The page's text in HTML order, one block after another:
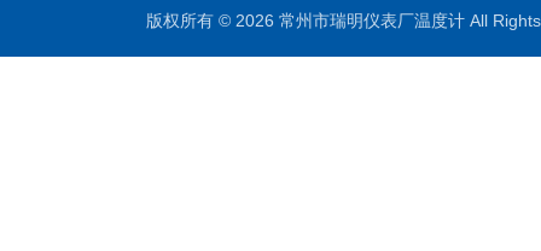
版权所有 © 2026 常州市瑞明仪表厂温度计 All